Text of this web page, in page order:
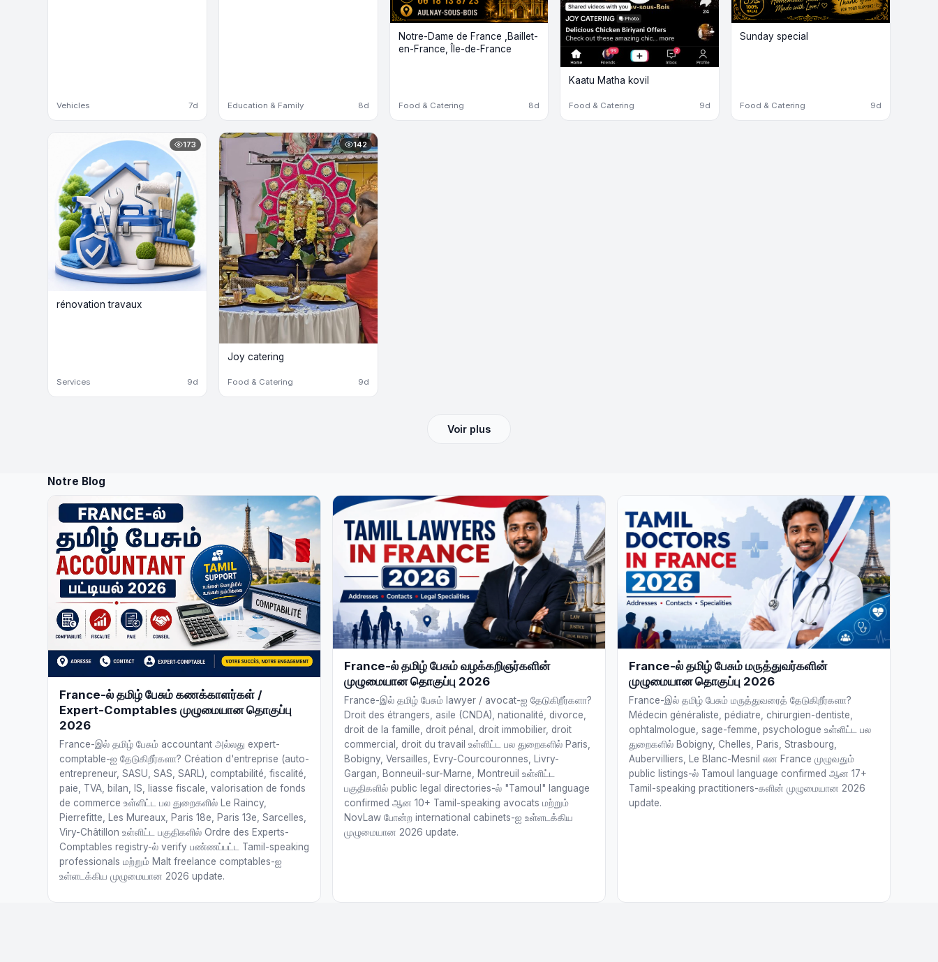
Vehicles 7d Education & Family 8d
Notre-Dame de France ,Baillet-
en-France, Île-de-France
Food & Catering 8d
Kaatu Matha kovil
Food & Catering 9d
Sunday special
Food & Catering 9d
173
rénovation travaux
Services 9d
142
Joy catering
Food & Catering 9d
Voir plus
Notre Blog
France-ல் தமிழ் பேசும் கணக்காளர்கள் /
Expert-Comptables முழுமையான தொகுப்பு
2026
France-இல் தமிழ் பேசும் accountant அல்லது expert-
comptable-ஐ தேடுகிறீர்களா? Création d'entreprise (auto-
entrepreneur, SASU, SAS, SARL), comptabilité, fiscalité,
paie, TVA, bilan, IS, liasse fiscale, valorisation de fonds
de commerce உள்ளிட்ட பல துறைகளில் Le Raincy,
Pierrefitte, Les Mureaux, Paris 18e, Paris 13e, Sarcelles,
Viry-Châtillon உள்ளிட்ட பகுதிகளில் Ordre des Experts-
Comptables registry-ல் verify பண்ணப்பட்ட Tamil-speaking
professionals மற்றும் Malt freelance comptables-ஐ
உள்ளடக்கிய முழுமையான 2026 update.
France-ல் தமிழ் பேசும் வழக்கறிஞர்களின்
முழுமையான தொகுப்பு 2026
France-இல் தமிழ் பேசும் lawyer / avocat-ஐ தேடுகிறீர்களா?
Droit des étrangers, asile (CNDA), nationalité, divorce,
droit de la famille, droit pénal, droit immobilier, droit
commercial, droit du travail உள்ளிட்ட பல துறைகளில் Paris,
Bobigny, Versailles, Evry-Courcouronnes, Livry-
Gargan, Bonneuil-sur-Marne, Montreuil உள்ளிட்ட
பகுதிகளில் public legal directories-ல் "Tamoul" language
confirmed ஆன 10+ Tamil-speaking avocats மற்றும்
NovLaw போன்ற international cabinets-ஐ உள்ளடக்கிய
முழுமையான 2026 update.
France-ல் தமிழ் பேசும் மருத்துவர்களின்
முழுமையான தொகுப்பு 2026
France-இல் தமிழ் பேசும் மருத்துவரைத் தேடுகிறீர்களா?
Médecin généraliste, pédiatre, chirurgien-dentiste,
ophtalmologue, sage-femme, psychologue உள்ளிட்ட பல
துறைகளில் Bobigny, Chelles, Paris, Strasbourg,
Aubervilliers, Le Blanc-Mesnil என France முழுவதும்
public listings-ல் Tamoul language confirmed ஆன 17+
Tamil-speaking practitioners-களின் முழுமையான 2026
update.